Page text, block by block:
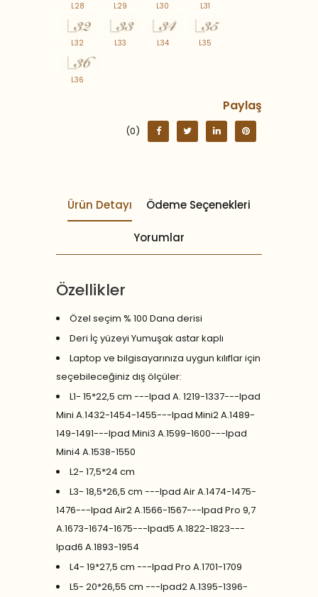
L28 L29 L30 L31
L32 L33 L34 L35
L36
Paylaş
(0)
Ürün Detayı Ödeme Seçenekleri
Yorumlar
Özellikler
Özel seçim % 100 Dana derisi
Deri İç yüzeyi Yumuşak astar kaplı
Laptop ve bilgisayarınıza uygun kılıflar için
seçebileceğiniz dış ölçüler:
L1- 15*22,5 cm ---Ipad A. 1219-1337---Ipad
Mini A.1432-1454-1455---Ipad Mini2 A.1489-
149-1491---Ipad Mini3 A.1599-1600---Ipad
Mini4 A.1538-1550
L2- 17,5*24 cm
L3- 18,5*26,5 cm ---Ipad Air A.1474-1475-
1476---Ipad Air2 A.1566-1567---Ipad Pro 9,7
A.1673-1674-1675---Ipad5 A.1822-1823---
Ipad6 A.1893-1954
L4- 19*27,5 cm ---Ipad Pro A.1701-1709
L5- 20*26,55 cm ---Ipad2 A.1395-1396-